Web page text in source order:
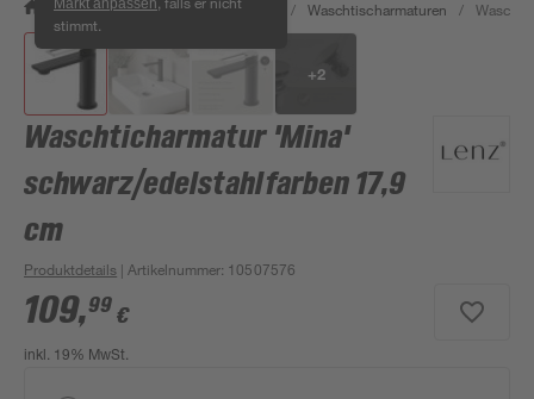
Markt anpassen
stimmt.
/ Bad & Sanitär / Badarmaturen / Waschtischarmaturen /
+2
Waschticharmatur 'Mina'
schwarz/edelstahlfarben 17,9
cm
Produktdetails | Artikelnummer: 10507576
109,99 €
inkl. 19% MwSt.